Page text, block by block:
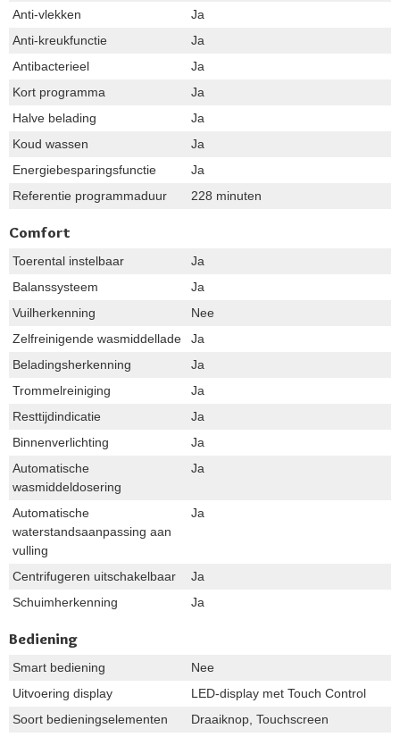
Anti-vlekken
Ja
Anti-kreukfunctie
Ja
Antibacterieel
Ja
Kort programma
Ja
Halve belading
Ja
Koud wassen
Ja
Energiebesparingsfunctie
Ja
Referentie programmaduur
228 minuten
Comfort
Toerental instelbaar
Ja
Balanssysteem
Ja
Vuilherkenning
Nee
Zelfreinigende wasmiddellade
Ja
Beladingsherkenning
Ja
Trommelreiniging
Ja
Resttijdindicatie
Ja
Binnenverlichting
Ja
Automatische
wasmiddeldosering
Ja
Automatische
waterstandsaanpassing aan
vulling
Ja
Centrifugeren uitschakelbaar
Ja
Schuimherkenning
Ja
Bediening
Smart bediening
Nee
Uitvoering display
LED-display met Touch Control
Soort bedieningselementen
Draaiknop, Touchscreen